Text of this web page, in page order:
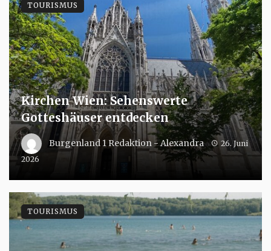
Kirchen Wien: Sehenswerte
Gotteshäuser entdecken
Burgenland 1 Redaktion - Alexandra
26. Juni
2026
TOURISMUS
TOURISMUS